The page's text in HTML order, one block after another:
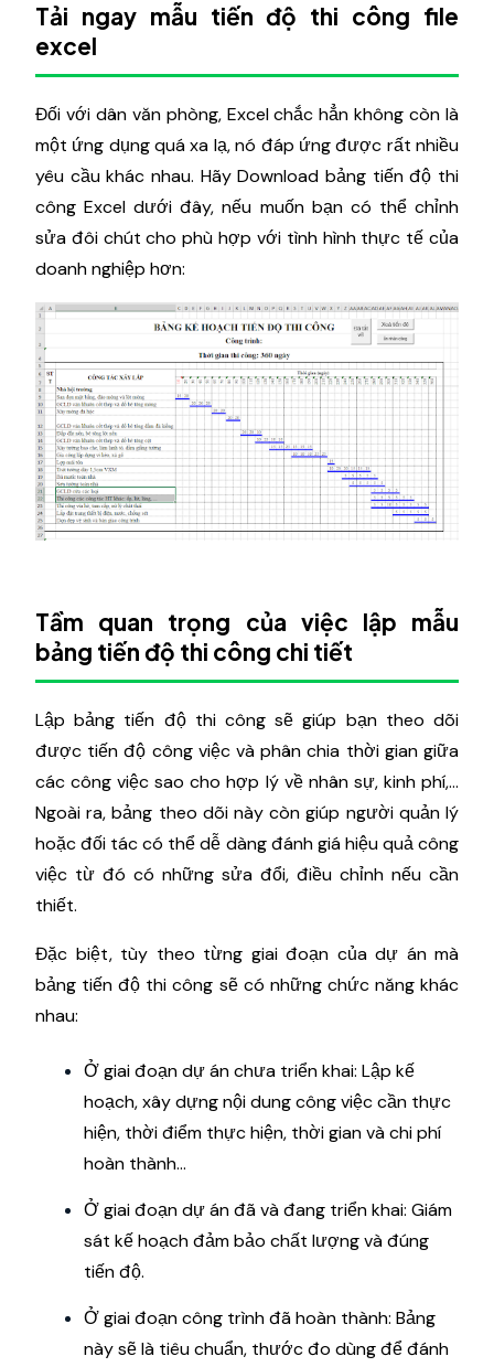
Tải ngay mẫu tiến độ thi công file
excel
Đối với dân văn phòng, Excel chắc hẳn không còn là
một ứng dụng quá xa lạ, nó đáp ứng được rất nhiều
yêu cầu khác nhau. Hãy Download bảng tiến độ thi
công Excel dưới đây, nếu muốn bạn có thể chỉnh
sửa đôi chút cho phù hợp với tình hình thực tế của
doanh nghiệp hơn:
Tầm quan trọng của việc lập mẫu
bảng tiến độ thi công chi tiết
Lập bảng tiến độ thi công sẽ giúp bạn theo dõi
được tiến độ công việc và phân chia thời gian giữa
các công việc sao cho hợp lý về nhân sự, kinh phí,...
Ngoài ra, bảng theo dõi này còn giúp người quản lý
hoặc đối tác có thể dễ dàng đánh giá hiệu quả công
việc từ đó có những sửa đổi, điều chỉnh nếu cần
thiết.
Đặc biệt, tùy theo từng giai đoạn của dự án mà
bảng tiến độ thi công sẽ có những chức năng khác
nhau:
Ở giai đoạn dự án chưa triển khai: Lập kế
hoạch, xây dựng nội dung công việc cần thực
hiện, thời điểm thực hiện, thời gian và chi phí
hoàn thành...
Ở giai đoạn dự án đã và đang triển khai: Giám
sát kế hoạch đảm bảo chất lượng và đúng
tiến độ.
Ở giai đoạn công trình đã hoàn thành: Bảng
này sẽ là tiêu chuẩn, thước đo dùng để đánh